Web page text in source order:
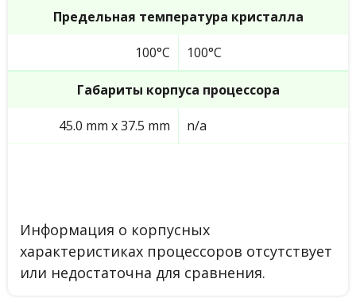
Предельная температура кристалла
100°C 100°C
Габариты корпуса процессора
45.0 mm x 37.5 mm n/a
Информация о корпусных
характеристиках процессоров отсутствует
или недостаточна для сравнения.